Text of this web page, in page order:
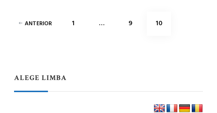
Paginație
ANTERIOR PAGINĂ
1 … PAGINĂ
9 PAGINĂ
10
ALEGE LIMBA